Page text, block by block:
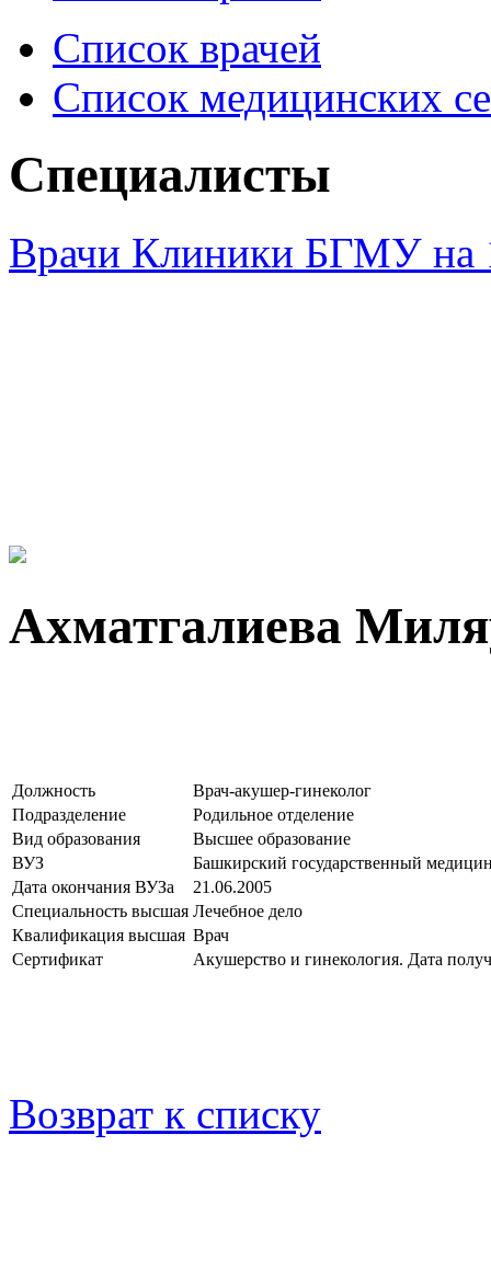
Список врачей
Список медицинских
Специалисты
Врачи Клиники БГМУ на
Ахматгалиева
Должность
Врач-акушер-гинеколог
Подразделение
Родильное отделение
Вид образования
Высшее образование
ВУЗ
Башкирский государственный
Дата окончания ВУЗа
21.06.2005
Специальность высшая Лечебное дело
Квалификация высшая Врач
Сертификат
Акушерство и гинекология. Дата
Возврат к списку